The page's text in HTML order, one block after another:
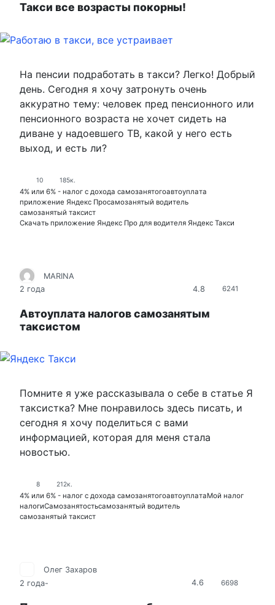
Такси все возрасты покорны!
На пенсии подработать в такси? Легко! Добрый
день. Сегодня я хочу затронуть очень
аккуратно тему: человек пред пенсионного или
пенсионного возраста не хочет сидеть на
диване у надоевшего ТВ, какой у него есть
выход, и есть ли?
10 185к.
4% или 6% - налог с дохода самозанятогоавтоуплата
приложение Яндекс Просамозанятый водитель
самозанятый таксист
Скачать приложение Яндекс Про для водителя Яндекс Такси
6241
4.8
MARINA
2 года
Автоуплата налогов самозанятым
таксистом
Помните я уже рассказывала о себе в статье Я
таксистка? Мне понравилось здесь писать, и
сегодня я хочу поделиться с вами
информацией, которая для меня стала
новостью.
8 212к.
4% или 6% - налог с дохода самозанятогоавтоуплатаМой налог
налогиСамозанятостьсамозанятый водитель
самозанятый таксист
6698
4.6
Олег Захаров
2 года-